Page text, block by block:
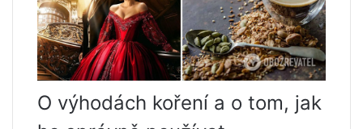
O výhodách koření a o tom, jak